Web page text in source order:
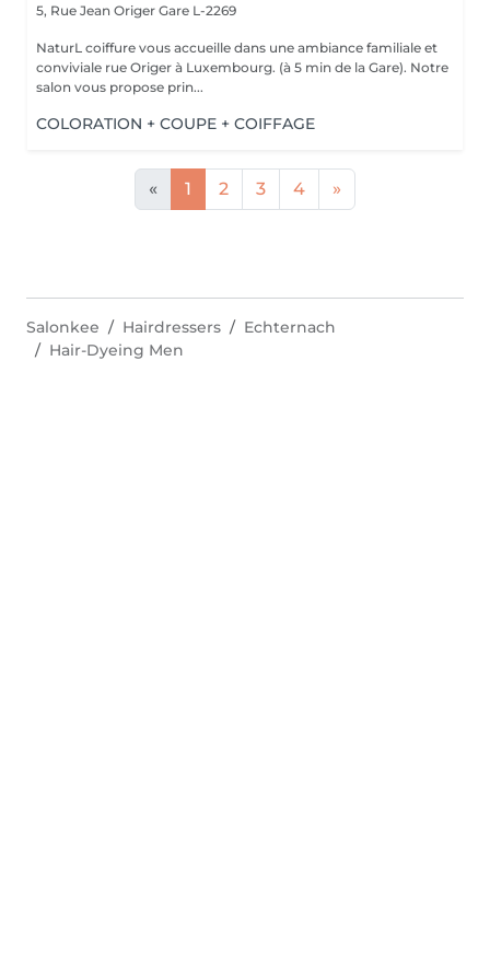
5, Rue Jean Origer Gare L-2269
NaturL coiffure vous accueille dans une ambiance familiale et
conviviale rue Origer à Luxembourg. (à 5 min de la Gare). Notre
salon vous propose prin...
COLORATION + COUPE + COIFFAGE
« 1 2 3 4 »
Salonkee Hairdressers
Echternach
Hair-Dyeing Men